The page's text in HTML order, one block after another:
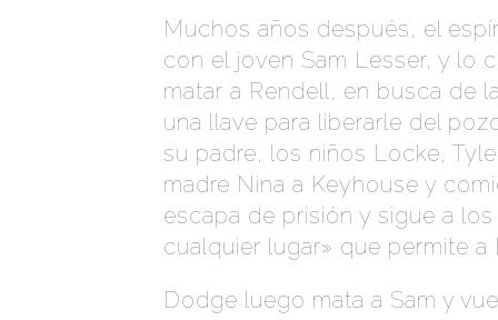
Muchos años después, el
con el joven Sam Lesser, y lo
matar a Rendell, en busca de
una llave para liberarle del
su padre, los niños Locke,
madre Nina a Keyhouse y
escapa de prisión y sigue a
cualquier lugar» que permite
Dodge luego mata a Sam y